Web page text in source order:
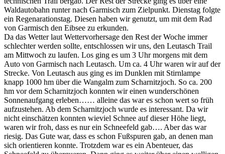
Waldautobahn runter nach Garmisch zum Zielpunkt. Dienstag folgte
ein Regenarationstag. Diesen haben wir genutzt, um mit dem Rad
von Garmisch den Eibsee zu erkunden.
Da das Wetter laut Wettervorhersage den Rest der Woche immer
schlechter werden sollte, entschlossen wir uns, den Leutasch Trail
am Mittwoch zu laufen. Los ging es um 3 Uhr morgens mit dem
Auto von Garmisch nach Leutasch. Um ca. 4 Uhr waren wir auf der
Strecke. Von Leutasch aus ging es im Dunklen mit Stirnlampe
knapp 1000 hm über die Wangalm zum Scharnitzjoch. So ca. 200
hm vor dem Scharnitzjoch konnten wir einen wunderschönen
Sonnenaufgang erleben…… alleine das war es schon wert so früh
aufzustehen. Ab dem Scharnitzjoch wurde es interessant. Da wir
nicht einschätzen konnten wieviel Schnee auf dieser Höhe liegt,
waren wir froh, dass es nur ein Schneefeld gab…. Aber das war
riesig. Das Gute war, dass es schon Fußspuren gab, an denen man
sich orientieren konnte. Trotzdem war es ein Abenteuer, das